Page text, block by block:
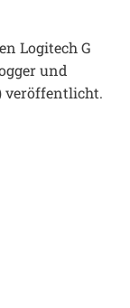
Logitech G
und
veröffentlicht.